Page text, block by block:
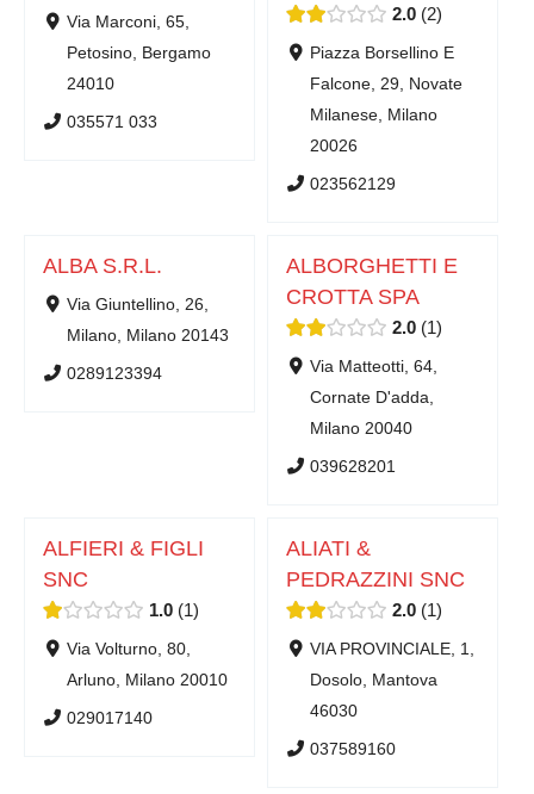
Via Marconi, 65,
Petosino, Bergamo
24010
035571 033
2.0 2
Piazza Borsellino E
Falcone, 29, Novate
Milanese, Milano
20026
023562129
ALBA S.R.L.
Via Giuntellino, 26,
Milano, Milano 20143
0289123394
ALBORGHETTI E
CROTTA SPA
2.0 1
Via Matteotti, 64,
Cornate D'adda,
Milano 20040
039628201
ALFIERI & FIGLI
SNC
1.0 1
Via Volturno, 80,
Arluno, Milano 20010
029017140
ALIATI &
PEDRAZZINI SNC
2.0 1
VIA PROVINCIALE, 1,
Dosolo, Mantova
46030
037589160